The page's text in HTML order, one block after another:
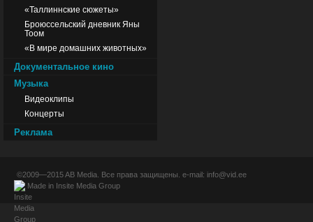
«Таллиннские сюжеты»
Броюссельский дневник Яны
Тоом
«В мире домашних животных»
Документальное кино
Музыка
Видеоклипы
Концерты
Реклама
©2009—2015AB Media . Все права защищены. e-mail: info@vid.ee
Made in Insite Media Group